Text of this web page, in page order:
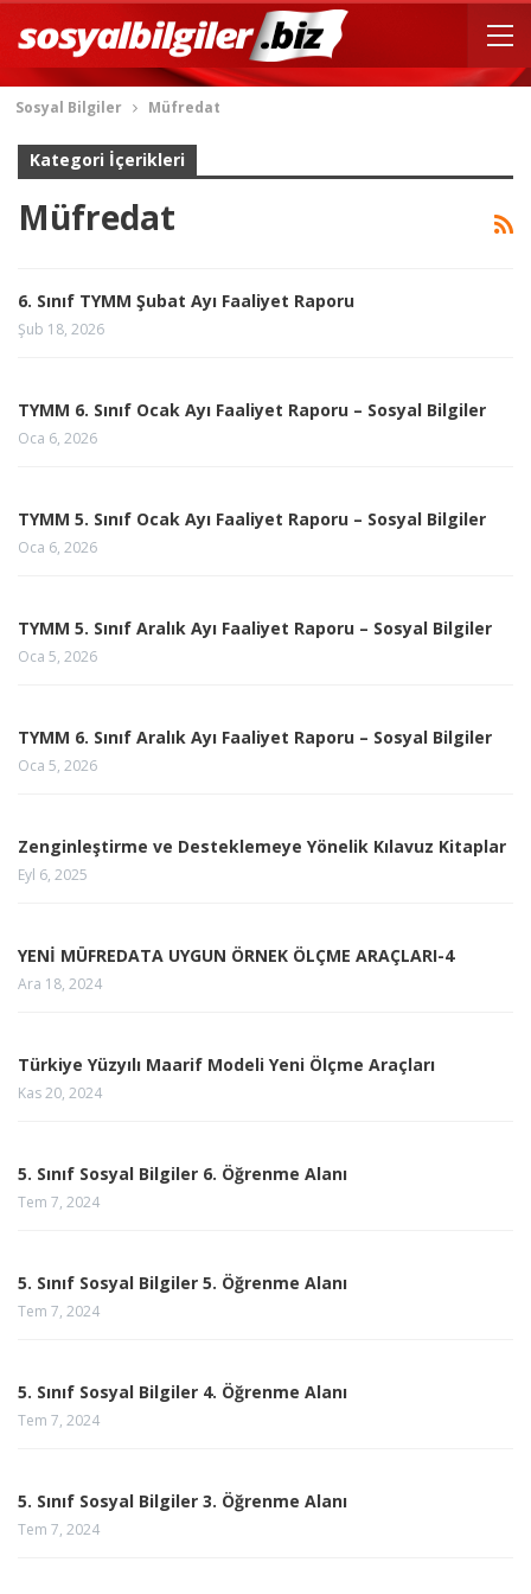
Sosyal Bilgiler Müfredat
Kategori İçerikleri
Müfredat
6. Sınıf TYMM Şubat Ayı Faaliyet Raporu
Şub 18, 2026
TYMM 6. Sınıf Ocak Ayı Faaliyet Raporu – Sosyal Bilgiler
Oca 6, 2026
TYMM 5. Sınıf Ocak Ayı Faaliyet Raporu – Sosyal Bilgiler
Oca 6, 2026
TYMM 5. Sınıf Aralık Ayı Faaliyet Raporu – Sosyal Bilgiler
Oca 5, 2026
TYMM 6. Sınıf Aralık Ayı Faaliyet Raporu – Sosyal Bilgiler
Oca 5, 2026
Zenginleştirme ve Desteklemeye Yönelik Kılavuz Kitaplar
Eyl 6, 2025
YENİ MÜFREDATA UYGUN ÖRNEK ÖLÇME ARAÇLARI-4
Ara 18, 2024
Türkiye Yüzyılı Maarif Modeli Yeni Ölçme Araçları
Kas 20, 2024
5. Sınıf Sosyal Bilgiler 6. Öğrenme Alanı
Tem 7, 2024
5. Sınıf Sosyal Bilgiler 5. Öğrenme Alanı
Tem 7, 2024
5. Sınıf Sosyal Bilgiler 4. Öğrenme Alanı
Tem 7, 2024
5. Sınıf Sosyal Bilgiler 3. Öğrenme Alanı
Tem 7, 2024